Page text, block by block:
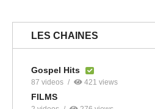
LES CHAINES
Gospel Hits
87 videos 421 views
FILMS